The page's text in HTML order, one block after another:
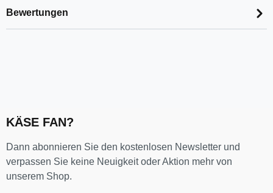
Bewertungen
KÄSE FAN?
Dann abonnieren Sie den kostenlosen Newsletter und
verpassen Sie keine Neuigkeit oder Aktion mehr von
unserem Shop.